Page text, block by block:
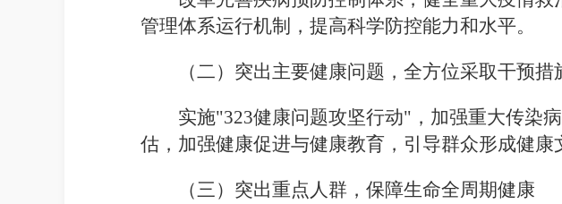
管理体系运行机制，提高科学防控能力和水平。
（二）突出主要健康问题，全方位采取干预措
实施"323健康问题攻坚行动"，加强重大传染
估，加强健康促进与健康教育，引导群众形成健康
（三）突出重点人群，保障生命全周期健康